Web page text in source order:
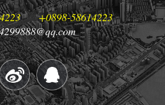
+0898-58614223